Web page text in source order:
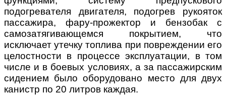
подогревателя двигателя, подогрев рукояток
пассажира, фару-прожектор и бензобак с
самозатягивающемся покрытием, что
исключает утечку топлива при повреждении его
целостности в процессе эксплуатации, в том
числе и в боевых условиях, а за пассажирским
сидением было оборудовано место для двух
канистр по 20 литров каждая.